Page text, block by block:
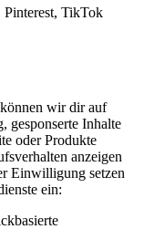
TikTok
wir dir auf
gesponserte Inhalte
oder Produkte
anzeigen
Einwilligung setzen
ein: